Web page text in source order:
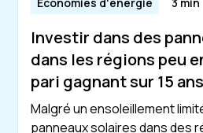
Investir dans des
dans les régions peu
pari gagnant sur 15
Malgré un ensoleillement
panneaux solaires dans des